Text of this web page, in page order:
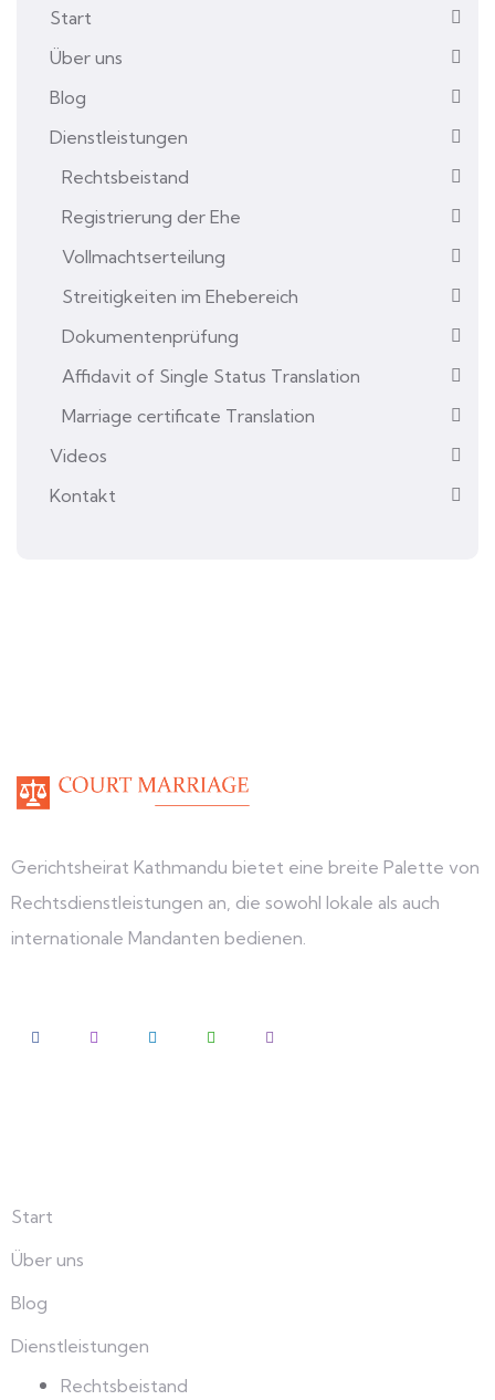
Start
Über uns
Blog
Dienstleistungen
Rechtsbeistand
Registrierung der Ehe
Vollmachtserteilung
Streitigkeiten im Ehebereich
Dokumentenprüfung
Affidavit of Single Status Translation
Marriage certificate Translation
Videos
Kontakt
Gerichtsheirat Kathmandu bietet eine breite Palette von
Rechtsdienstleistungen an, die sowohl lokale als auch
internationale Mandanten bedienen.
Start
Über uns
Blog
Dienstleistungen
Rechtsbeistand